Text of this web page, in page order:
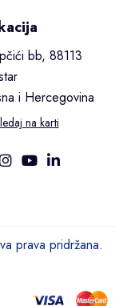
bb, 88113
i Hercegovina
na karti
prava pridržana.